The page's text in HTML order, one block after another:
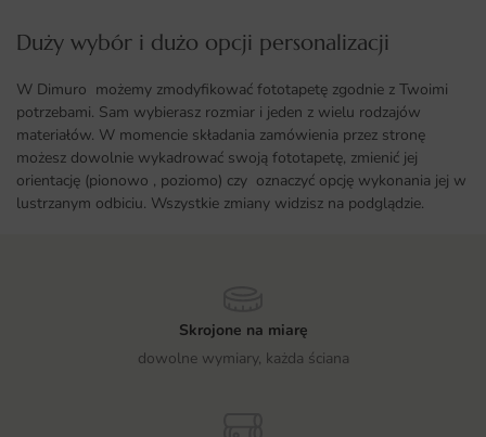
Duży wybór i dużo opcji personalizacji ​
W Dimuro możemy zmodyfikować fototapetę zgodnie z Twoimi
potrzebami. Sam wybierasz rozmiar i jeden z wielu rodzajów
materiałów. W momencie składania zamówienia przez stronę
możesz dowolnie wykadrować swoją fototapetę, zmienić jej
orientację (pionowo , poziomo) czy oznaczyć opcję wykonania jej w
lustrzanym odbiciu. Wszystkie zmiany widzisz na podglądzie.
Skrojone na miarę
dowolne wymiary, każda ściana